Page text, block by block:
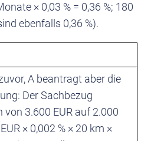
× 0,03 % = 0,36 %; 180
ebenfalls 0,36 %).
A beantragt aber die
Der Sachbezug
von 3.600 EUR auf 2.000
× 0,002 % × 20 km ×